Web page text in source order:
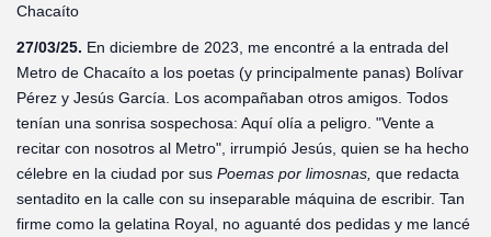
Chacaíto
27/03/25. En diciembre de 2023, me encontré a la entrada del
Metro de Chacaíto a los poetas (y principalmente panas) Bolívar
Pérez y Jesús García. Los acompañaban otros amigos. Todos
tenían una sonrisa sospechosa: Aquí olía a peligro. "Vente a
recitar con nosotros al Metro", irrumpió Jesús, quien se ha hecho
célebre en la ciudad por sus Poemas por limosnas, que redacta
sentadito en la calle con su inseparable máquina de escribir. Tan
firme como la gelatina Royal, no aguanté dos pedidas y me lancé